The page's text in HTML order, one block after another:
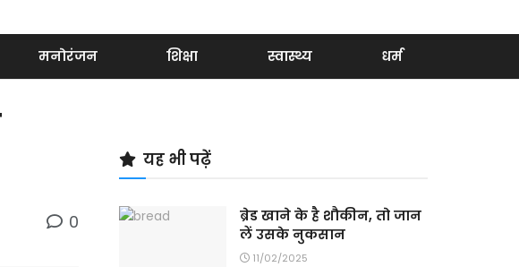
मनोरंजन शिक्षा स्वास्थ्य धर्म
0
यह भी पढ़ें
ब्रेड खाने के है शौकीन, तो जान
लें उसके नुकसान
11/02/2025